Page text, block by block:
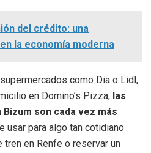
del crédito: una
la economía moderna
como Dia o Lidl,
en Domino’s Pizza, las
son cada vez más
usar para algo tan cotidiano
en Renfe o reservar un